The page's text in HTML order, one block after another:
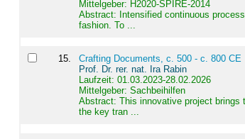
Mittelgeber: H2020-SPIRE-2014
Abstract: Intensified continuous
fashion. To ...
15.
Crafting Documents, c. 500 - c. 800 CE
Prof. Dr. rer. nat. Ira Rabin
Laufzeit: 01.03.2023-28.02.2026
Mittelgeber: Sachbeihilfen
Abstract: This innovative project brings
the key tran ...